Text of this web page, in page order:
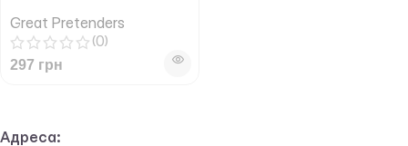
Great Pretenders
(0)
297 грн
Адреса: